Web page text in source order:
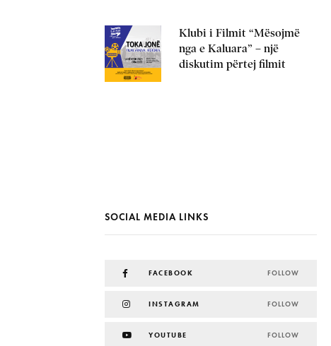
Klubi i Filmit “Mësojmë
nga e Kaluara” – një
diskutim përtej filmit
SOCIAL MEDIA LINKS
FACEBOOK FOLLOW
INSTAGRAM FOLLOW
YOUTUBE FOLLOW